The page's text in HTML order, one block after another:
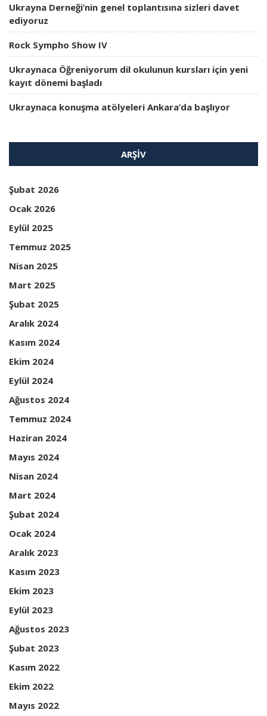
Ukrayna Derneği’nin genel toplantısına sizleri davet
ediyoruz
Rock Sympho Show IV
Ukraynaca Öğreniyorum dil okulunun kursları için yeni
kayıt dönemi başladı
Ukraynaca konuşma atölyeleri Ankara’da başlıyor
ARŞIV
Şubat 2026
Ocak 2026
Eylül 2025
Temmuz 2025
Nisan 2025
Mart 2025
Şubat 2025
Aralık 2024
Kasım 2024
Ekim 2024
Eylül 2024
Ağustos 2024
Temmuz 2024
Haziran 2024
Mayıs 2024
Nisan 2024
Mart 2024
Şubat 2024
Ocak 2024
Aralık 2023
Kasım 2023
Ekim 2023
Eylül 2023
Ağustos 2023
Şubat 2023
Kasım 2022
Ekim 2022
Mayıs 2022